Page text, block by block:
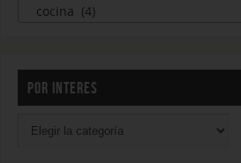
cocina (4)
POR INTERES